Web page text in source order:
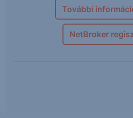
További
NetBroker